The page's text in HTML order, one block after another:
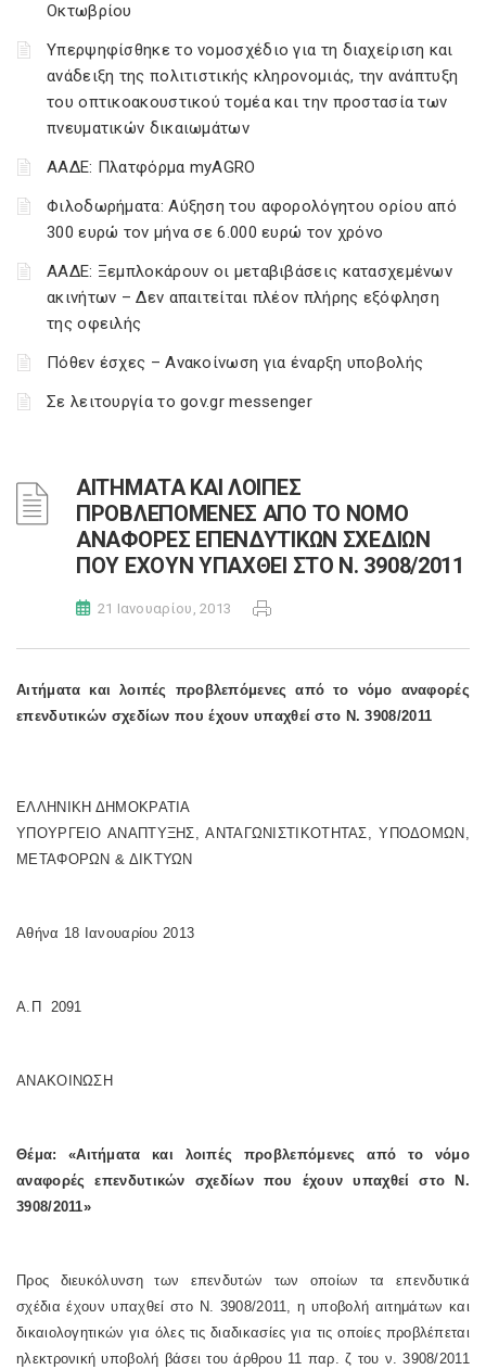
Οκτωβρίου
Υπερψηφίσθηκε το νομοσχέδιο για τη διαχείριση και
ανάδειξη της πολιτιστικής κληρονομιάς, την ανάπτυξη
του οπτικοακουστικού τομέα και την προστασία των
πνευματικών δικαιωμάτων
ΑΑΔΕ: Πλατφόρμα myAGRO
Φιλοδωρήματα: Αύξηση του αφορολόγητου ορίου από
300 ευρώ τον μήνα σε 6.000 ευρώ τον χρόνο
ΑΑΔΕ: Ξεμπλοκάρουν οι μεταβιβάσεις κατασχεμένων
ακινήτων – Δεν απαιτείται πλέον πλήρης εξόφληση
της οφειλής
Πόθεν έσχες – Ανακοίνωση για έναρξη υποβολής
Σε λειτουργία το gov.gr messenger
AΙΤΗΜΑΤΑ ΚΑΙ ΛΟΙΠΕΣ
ΠΡΟΒΛΕΠΟΜΕΝΕΣ ΑΠΟ ΤΟ ΝΟΜΟ
ΑΝΑΦΟΡΕΣ ΕΠΕΝΔΥΤΙΚΩΝ ΣΧΕΔΙΩΝ
ΠΟΥ ΕΧΟΥΝ ΥΠΑΧΘΕΙ ΣΤΟ Ν. 3908/2011
21 Ιανουαρίου, 2013
Αιτήματα και λοιπές προβλεπόμενες από το νόμο αναφορές
επενδυτικών σχεδίων που έχουν υπαχθεί στο Ν. 3908/2011
ΕΛΛΗΝΙΚΗ ΔΗΜΟΚΡΑΤΙΑ
ΥΠΟΥΡΓΕΙΟ ΑΝΑΠΤΥΞΗΣ, ΑΝΤΑΓΩΝΙΣΤΙΚΟΤΗΤΑΣ, ΥΠΟΔΟΜΩΝ,
ΜΕΤΑΦΟΡΩΝ & ΔΙΚΤΥΩΝ
Αθήνα 18 Ιανουαρίου 2013
Α.Π 2091
ΑΝΑΚΟΙΝΩΣΗ
Θέμα: «Αιτήματα και λοιπές προβλεπόμενες από το νόμο
αναφορές επενδυτικών σχεδίων που έχουν υπαχθεί στο Ν.
3908/2011»
Προς διευκόλυνση των επενδυτών των οποίων τα επενδυτικά
σχέδια έχουν υπαχθεί στο Ν. 3908/2011, η υποβολή αιτημάτων και
δικαιολογητικών για όλες τις διαδικασίες για τις οποίες προβλέπεται
ηλεκτρονική υποβολή βάσει του άρθρου 11 παρ. ζ του ν. 3908/2011